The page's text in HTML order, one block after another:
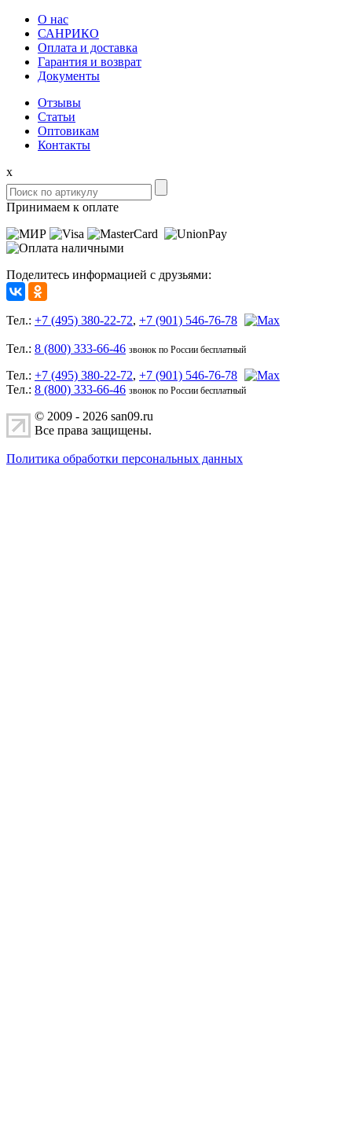
О нас
САНРИКО
Оплата и доставка
Гарантия и возврат
Документы
Отзывы
Статьи
Оптовикам
Контакты
x
Принимаем к оплате
Поделитесь информацией с друзьями:
Тел.: +7 (495) 380-22-72, +7 (901) 546-76-78
Тел.: 8 (800) 333-66-46 звонок по России бесплатный
Тел.: +7 (495) 380-22-72, +7 (901) 546-76-78
Тел.: 8 (800) 333-66-46 звонок по России бесплатный
© 2009 - 2026 san09.ru
Все права защищены.
Политика обработки персональных данных